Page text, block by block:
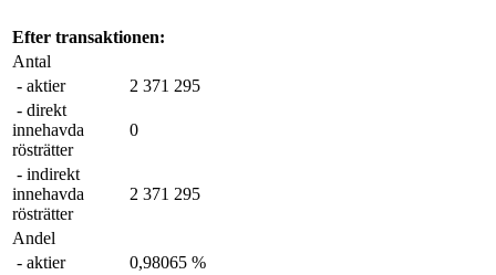
Efter transaktionen:
Antal
- aktier
2 371 295
- direkt
innehavda
rösträtter
0
- indirekt
innehavda
rösträtter
2 371 295
Andel
- aktier
0,98065 %